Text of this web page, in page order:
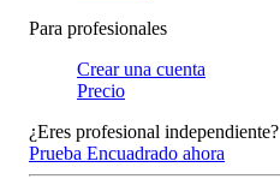
Para profesionales
Crear una cuenta
Precio
¿Eres profesional independiente?
Prueba Encuadrado ahora